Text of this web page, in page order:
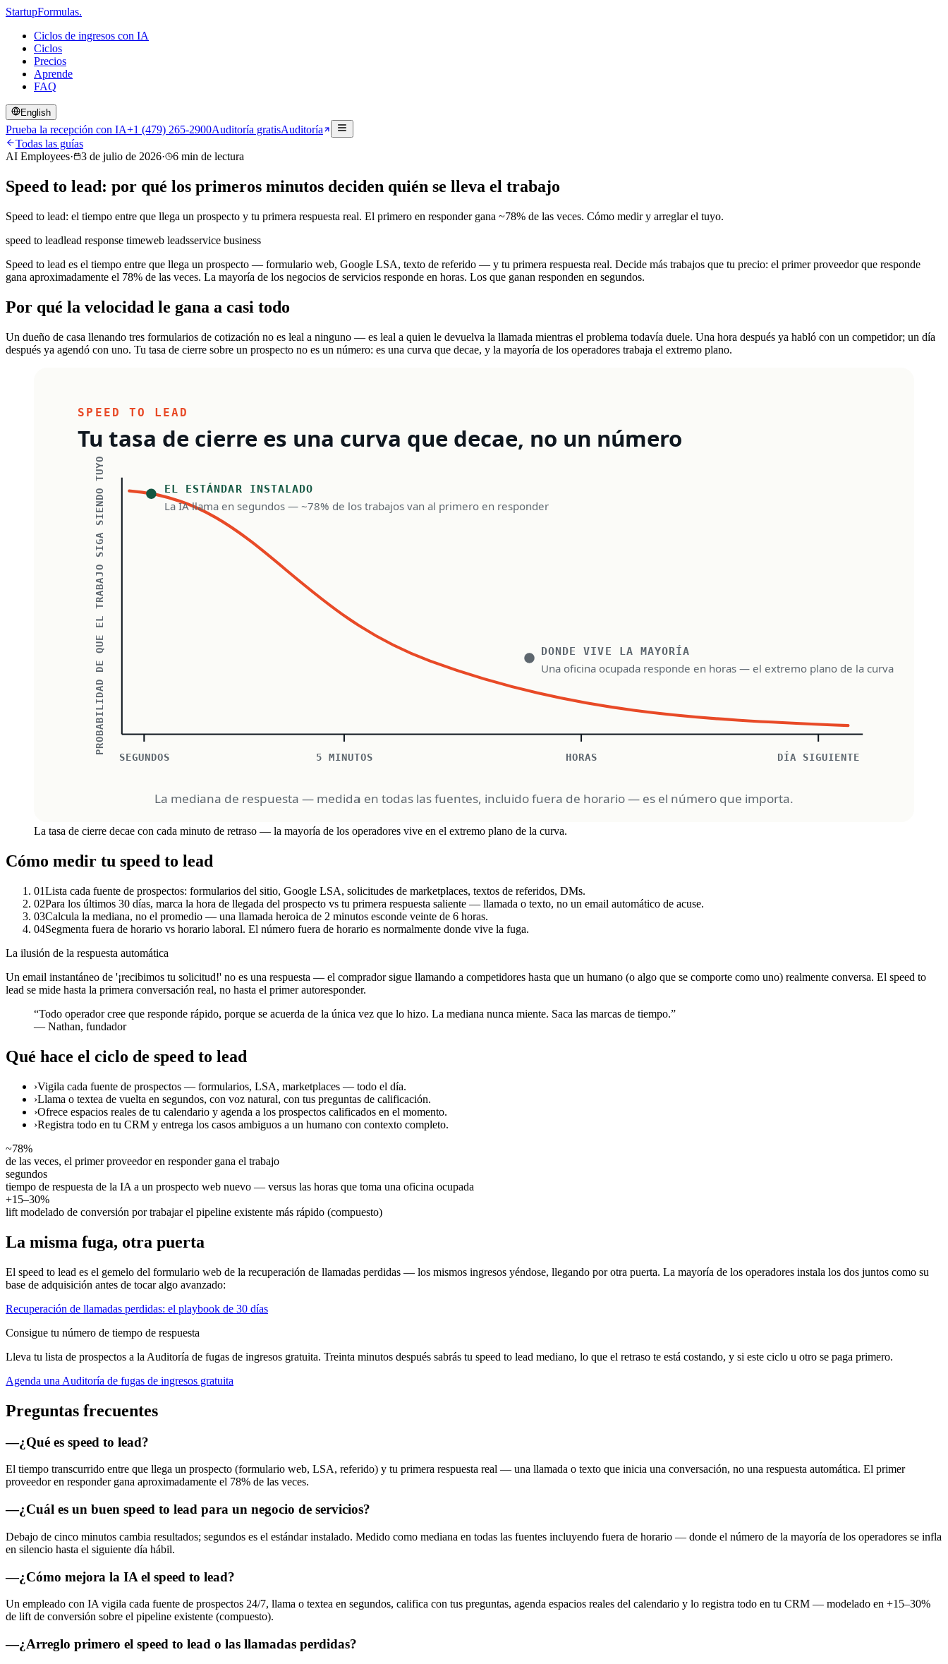
StartupFormulas.
Ciclos de ingresos con IA
Ciclos
Precios
Aprende
FAQ
English
Prueba la recepción con IA+1 (479) 265-2900Auditoría gratisAuditoría
Todas las guías
AI Employees· 3 de julio de 2026· 6 min de lectura
Speed to lead: por qué los primeros minutos deciden quién se lleva el trabajo
Speed to lead: el tiempo entre que llega un prospecto y tu primera respuesta real. El primero en responder gana ~78% de las veces. Cómo medir y arreglar el tuyo.
speed to leadlead response timeweb leadsservice business
Speed to lead es el tiempo entre que llega un prospecto — formulario web, Google LSA, texto de referido — y tu primera respuesta real. Decide más trabajos que tu precio: el primer proveedor que responde
gana aproximadamente el 78% de las veces. La mayoría de los negocios de servicios responde en horas. Los que ganan responden en segundos.
Por qué la velocidad le gana a casi todo
Un dueño de casa llenando tres formularios de cotización no es leal a ninguno — es leal a quien le devuelva la llamada mientras el problema todavía duele. Una hora después ya habló con un competidor; un día
después ya agendó con uno. Tu tasa de cierre sobre un prospecto no es un número: es una curva que decae, y la mayoría de los operadores trabaja el extremo plano.
La tasa de cierre decae con cada minuto de retraso — la mayoría de los operadores vive en el extremo plano de la curva.
Cómo medir tu speed to lead
01Lista cada fuente de prospectos: formularios del sitio, Google LSA, solicitudes de marketplaces, textos de referidos, DMs.
02Para los últimos 30 días, marca la hora de llegada del prospecto vs tu primera respuesta saliente — llamada o texto, no un email automático de acuse.
03Calcula la mediana, no el promedio — una llamada heroica de 2 minutos esconde veinte de 6 horas.
04Segmenta fuera de horario vs horario laboral. El número fuera de horario es normalmente donde vive la fuga.
La ilusión de la respuesta automática
Un email instantáneo de '¡recibimos tu solicitud!' no es una respuesta — el comprador sigue llamando a competidores hasta que un humano (o algo que se comporte como uno) realmente conversa. El speed to
lead se mide hasta la primera conversación real, no hasta el primer autoresponder.
“Todo operador cree que responde rápido, porque se acuerda de la única vez que lo hizo. La mediana nunca miente. Saca las marcas de tiempo.”
— Nathan, fundador
Qué hace el ciclo de speed to lead
›Vigila cada fuente de prospectos — formularios, LSA, marketplaces — todo el día.
›Llama o textea de vuelta en segundos, con voz natural, con tus preguntas de calificación.
›Ofrece espacios reales de tu calendario y agenda a los prospectos calificados en el momento.
›Registra todo en tu CRM y entrega los casos ambiguos a un humano con contexto completo.
~78%
de las veces, el primer proveedor en responder gana el trabajo
segundos
tiempo de respuesta de la IA a un prospecto web nuevo — versus las horas que toma una oficina ocupada
+15–30%
lift modelado de conversión por trabajar el pipeline existente más rápido (compuesto)
La misma fuga, otra puerta
El speed to lead es el gemelo del formulario web de la recuperación de llamadas perdidas — los mismos ingresos yéndose, llegando por otra puerta. La mayoría de los operadores instala los dos juntos como su
base de adquisición antes de tocar algo avanzado:
Recuperación de llamadas perdidas: el playbook de 30 días
Consigue tu número de tiempo de respuesta
Lleva tu lista de prospectos a la Auditoría de fugas de ingresos gratuita. Treinta minutos después sabrás tu speed to lead mediano, lo que el retraso te está costando, y si este ciclo u otro se paga primero.
Agenda una Auditoría de fugas de ingresos gratuita
Preguntas frecuentes
—¿Qué es speed to lead?
El tiempo transcurrido entre que llega un prospecto (formulario web, LSA, referido) y tu primera respuesta real — una llamada o texto que inicia una conversación, no una respuesta automática. El primer
proveedor en responder gana aproximadamente el 78% de las veces.
—¿Cuál es un buen speed to lead para un negocio de servicios?
Debajo de cinco minutos cambia resultados; segundos es el estándar instalado. Medido como mediana en todas las fuentes incluyendo fuera de horario — donde el número de la mayoría de los operadores se infla
en silencio hasta el siguiente día hábil.
—¿Cómo mejora la IA el speed to lead?
Un empleado con IA vigila cada fuente de prospectos 24/7, llama o textea en segundos, califica con tus preguntas, agenda espacios reales del calendario y lo registra todo en tu CRM — modelado en +15–30%
de lift de conversión sobre el pipeline existente (compuesto).
—¿Arreglo primero el speed to lead o las llamadas perdidas?